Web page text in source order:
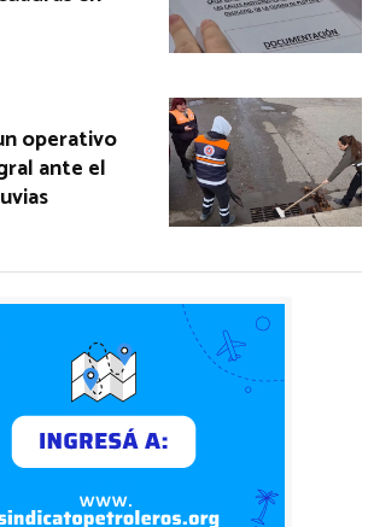
operativo
ante el